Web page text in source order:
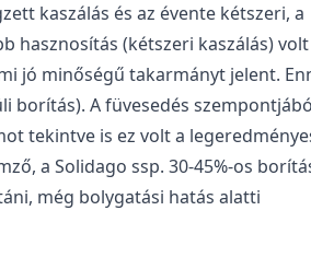
kaszálás és az évente kétszeri, a
hasznosítás (kétszeri kaszálás) volt
jó minőségű takarmányt jelent.
borítás). A füvesedés
tekintve is ez volt a
a Solidago ssp. 30-45%-os
még bolygatási hatás alatti